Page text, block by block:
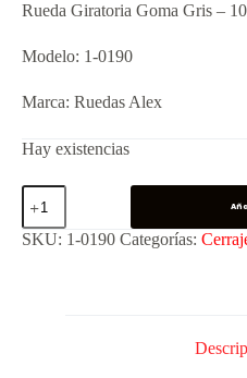
Rueda Giratoria Goma Gris –
Modelo: 1-0190
Marca: Ruedas Alex
Hay existencias
SKU: 1-0190 Categorías: